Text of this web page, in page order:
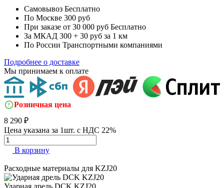
Самовывоз Бесплатно
По Москве 300 руб
При заказе от 30 000 руб Бесплатно
За МКАД 300 + 30 руб за 1 км
По России Транспортными компаниями
Подробнее о доставке
Мы принимаем к оплате
Розничная цена
8 290 ₽
Цена указана за 1шт. с НДС 22%
В корзину
Расходные материалы для KZJ20
Ударная дрель DCK KZJ20